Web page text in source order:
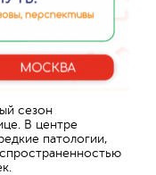
сезон
В центре
патологии,